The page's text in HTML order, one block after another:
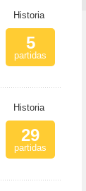
Historia
5
partidas
Historia
29
partidas